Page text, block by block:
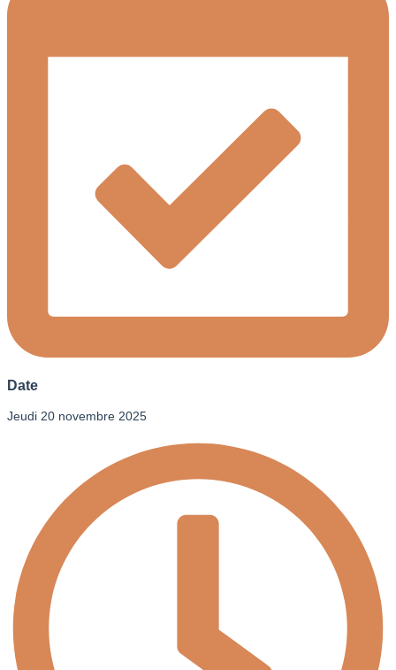
Date
Jeudi 20 novembre 2025